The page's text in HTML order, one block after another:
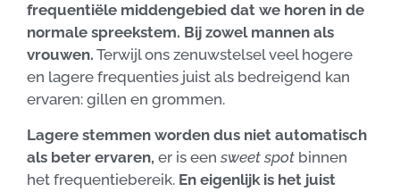
frequentiële middengebied dat we horen in de
normale spreekstem. Bij zowel mannen als
vrouwen. Terwijl ons zenuwstelsel veel hogere
en lagere frequenties juist als bedreigend kan
ervaren: gillen en grommen.
Lagere stemmen worden dus niet automatisch
als beter ervaren, er is eensweet spot binnen
het frequentiebereik. En eigenlijk is het juist